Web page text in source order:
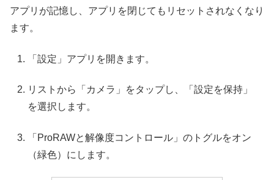
アプリが記憶し、アプリを閉じてもリセットされなくなり
ます。
「設定」アプリを開きます。
リストから「カメラ」をタップし、「設定を保持」
を選択します。
「ProRAWと解像度コントロール」のトグルをオン
（緑色）にします。